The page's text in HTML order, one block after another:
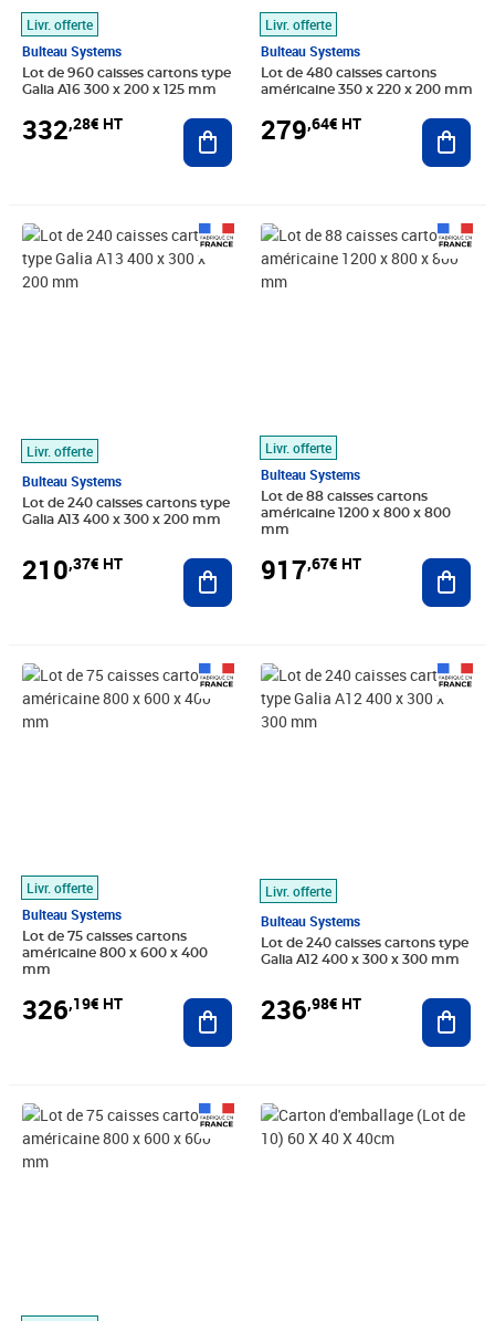
Livr. offerte
Bulteau Systems
Lot de 960 caisses cartons type
Galia A16 300 x 200 x 125 mm
332,28€ HT Ajouter au panier
Livr. offerte
Bulteau Systems
Lot de 480 caisses cartons
américaine 350 x 220 x 200 mm
279,64€ HT
Livr. offerte
Bulteau Systems
Lot de 240 caisses cartons type
Galia A13 400 x 300 x 200 mm
210,37€ HT
Prix 210,37€ HT
Ajouter au panier
Livr. offerte
Bulteau Systems
Lot de 88 caisses cartons
américaine 1200 x 800 x 800
mm
917,67€ HT
Prix 917,67€ HT
Livr. offerte
Bulteau Systems
Lot de 75 caisses cartons
américaine 800 x 600 x 400
mm
326,19€ HT
Prix 326,19€ HT
Ajouter au panier
Livr. offerte
Bulteau Systems
Lot de 240 caisses cartons type
Galia A12 400 x 300 x 300 mm
236,98€ HT
Prix 236,98€ HT
Prix 352,62€ HT Prix 29,16€ HT